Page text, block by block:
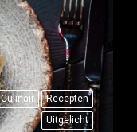
Culinair
Recepten
Uitgelicht